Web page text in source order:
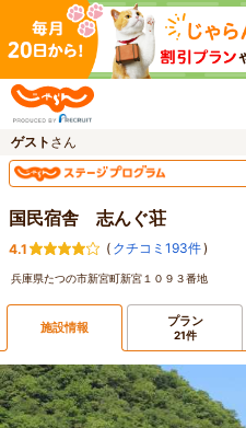
ゲスト さん
国民宿舎 志んぐ荘
4.1 ( クチコミ193件)
兵庫県たつの市新宮町新宮１０９３番地
施設情報 プラン
21件